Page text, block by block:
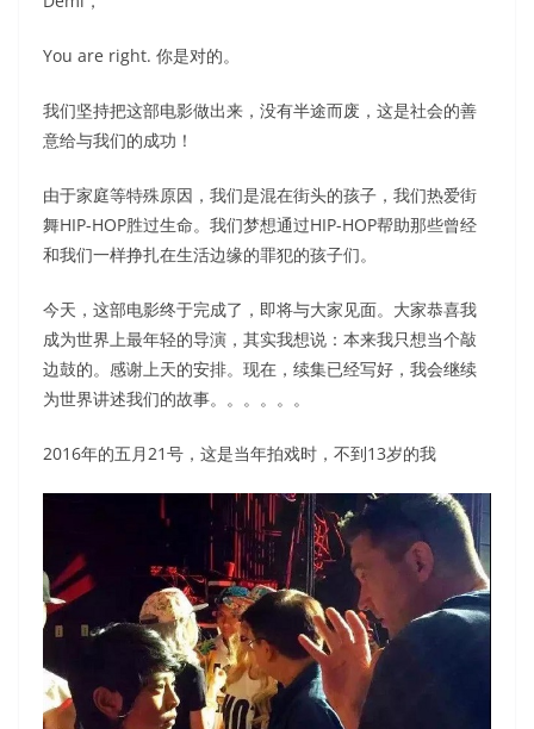
You are right. 你是对的。
我们坚持把这部电影做出来，没有半途而废，这是社会的善
意给与我们的成功！
由于家庭等特殊原因，我们是混在街头的孩子，我们热爱街
舞HIP-HOP胜过生命。我们梦想通过HIP-HOP帮助那些曾经
和我们一样挣扎在生活边缘的罪犯的孩子们。
今天，这部电影终于完成了，即将与大家见面。大家恭喜我
成为世界上最年轻的导演，其实我想说：本来我只想当个敲
边鼓的。感谢上天的安排。现在，续集已经写好，我会继续
为世界讲述我们的故事。。。。。。
2016年的五月21号，这是当年拍戏时，不到13岁的我